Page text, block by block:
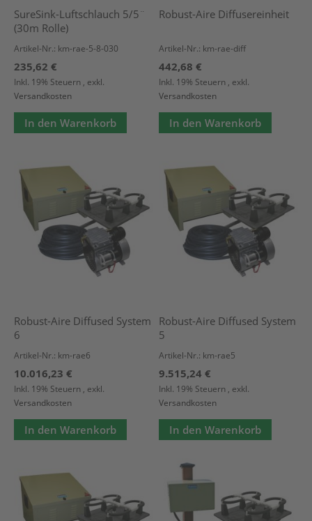
SureSink-Luftschlauch 5/5¨
(30m Rolle)
Artikel-Nr.: km-rae-5-8-030
235,62 €
Inkl. 19% Steuern , exkl.
Versandkosten
In den Warenkorb
Robust-Aire Diffusereinheit
Artikel-Nr.: km-rae-diff
442,68 €
Inkl. 19% Steuern , exkl.
Versandkosten
In den Warenkorb
Robust-Aire Diffused System
6
Artikel-Nr.: km-rae6
10.016,23 €
Inkl. 19% Steuern , exkl.
Versandkosten
In den Warenkorb
Robust-Aire Diffused System
5
Artikel-Nr.: km-rae5
9.515,24 €
Inkl. 19% Steuern , exkl.
Versandkosten
In den Warenkorb